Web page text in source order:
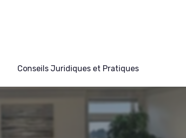
Conseils Juridiques et Pratiques